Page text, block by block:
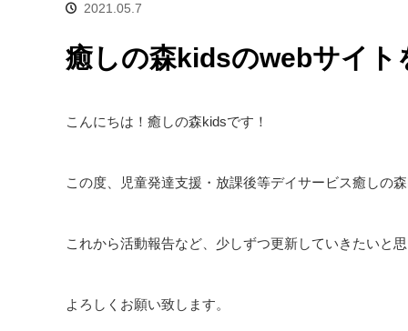
2021.05.7
癒しの森kidsのwebサイト
こんにちは！癒しの森kidsです！
この度、児童発達支援・放課後等デイサービス癒しの
これから活動報告など、少しずつ更新していきたいと
よろしくお願い致します。